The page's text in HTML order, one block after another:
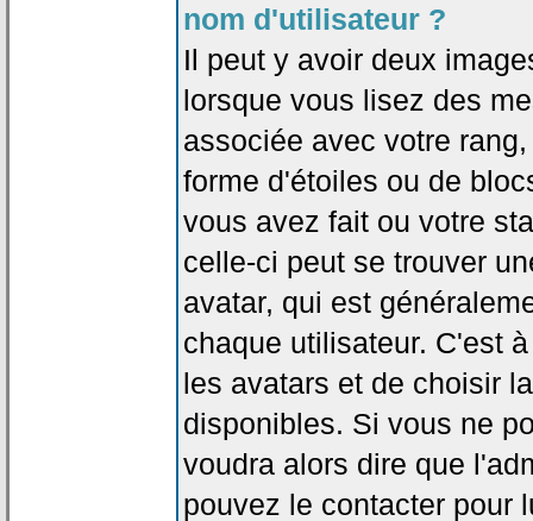
nom d'utilisateur ?
Il peut y avoir deux
lorsque vous lisez des
associée avec votre
forme d'étoiles ou de
vous avez fait ou votre
celle-ci peut se trouver
avatar, qui est
chaque utilisateur. C'est
les avatars et de choisir
disponibles. Si vous ne
voudra alors dire que
pouvez le contacter pour